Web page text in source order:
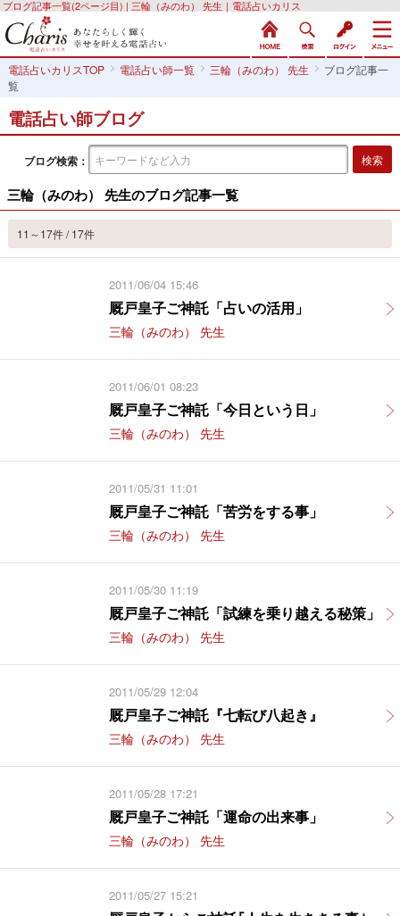
ブログ記事一覧(2ページ目) | 三輪（みのわ） 先生｜電話占いカリス
電話占いカリスTOP 電話占い師一覧 三輪（みのわ） 先生
ブログ記事一
覧
電話占い師ブログ
ブログ検索：
三輪（みのわ） 先生のブログ記事一覧
11～17件 / 17件
2011/06/04 15:46
厩戸皇子ご神託「占いの活用」
三輪（みのわ） 先生
2011/06/01 08:23
厩戸皇子ご神託「今日という日」
三輪（みのわ） 先生
2011/05/31 11:01
厩戸皇子ご神託「苦労をする事」
三輪（みのわ） 先生
2011/05/30 11:19
厩戸皇子ご神託「試練を乗り越える秘策」
三輪（みのわ） 先生
2011/05/29 12:04
厩戸皇子ご神託『七転び八起き』
三輪（みのわ） 先生
2011/05/28 17:21
厩戸皇子ご神託「運命の出来事」
三輪（みのわ） 先生
2011/05/27 15:21